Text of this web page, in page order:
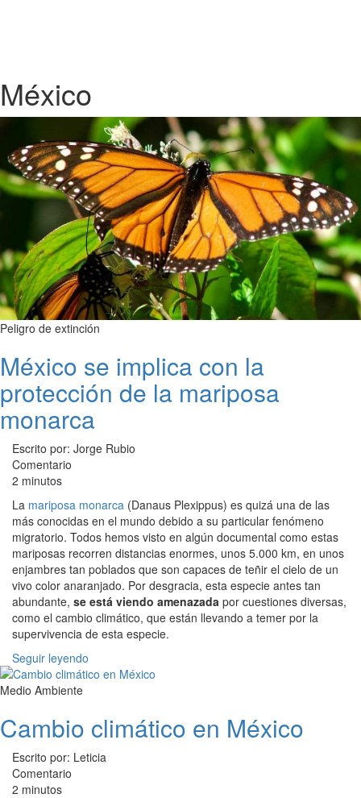
México
Peligro de extinción
México se implica con la
protección de la mariposa
monarca
Escrito por: Jorge Rubio
Comentario
2 minutos
La mariposa monarca (Danaus Plexippus) es quizá una de las
más conocidas en el mundo debido a su particular fenómeno
migratorio. Todos hemos visto en algún documental como estas
mariposas recorren distancias enormes, unos 5.000 km, en unos
enjambres tan poblados que son capaces de teñir el cielo de un
vivo color anaranjado. Por desgracia, esta especie antes tan
abundante, se está viendo amenazada por cuestiones diversas,
como el cambio climático, que están llevando a temer por la
supervivencia de esta especie.
Seguir leyendo
Medio Ambiente
Cambio climático en México
Escrito por: Leticia
Comentario
2 minutos